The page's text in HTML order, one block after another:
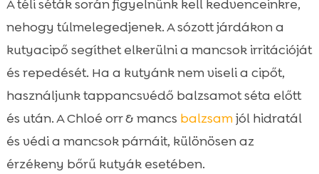
A téli séták során figyelnünk kell kedvenceinkre,
nehogy túlmelegedjenek. A sózott járdákon a
kutyacipő segíthet elkerülni a mancsok irritációját
és repedését. Ha a kutyánk nem viseli a cipőt,
használjunk tappancsvédő balzsamot séta előtt
és után. A Chloé orr & mancs balzsamjól hidratál
és védi a mancsok párnáit, különösen az
érzékeny bőrű kutyák esetében.